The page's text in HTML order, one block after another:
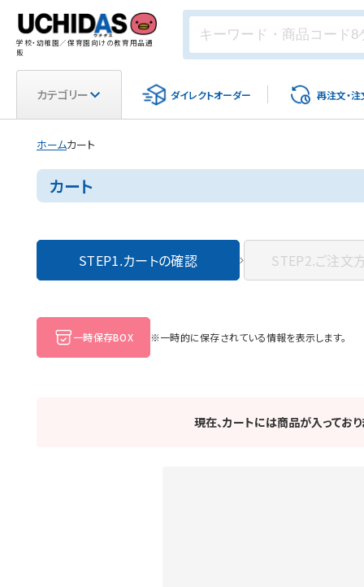
学校・幼稚園／保育園向けの教育用品通
販
カテゴリー ダイレクトオーダー 再注文・注
ホームカート
カート
STEP1.カートの確認 STEP2.ご注文
一時保存BOX ※一時的に保存されている情報を表示します。
現在、カートには商品が入ってお